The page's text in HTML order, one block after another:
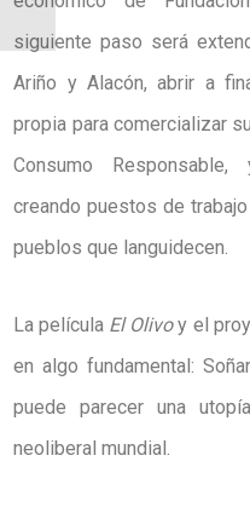
siguiente paso será
Ariño y Alacón, abrir a
propia para comercializar
Consumo
creando puestos de
pueblos que languidecen.
La película El Olivoy el
en algo fundamental:
puede parecer una
neoliberal mundial.